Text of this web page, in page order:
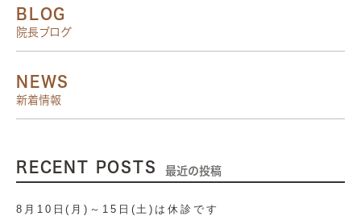
BLOG
院長ブログ
NEWS
新着情報
RECENT POSTS 最近の投稿
8月10日(月)～15日(土)は休診です